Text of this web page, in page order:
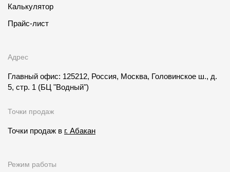
Калькулятор
Прайс-лист
Адрес
Главный офис: 125212, Россия, Москва, Головинское ш., д.
5, стр. 1 (БЦ "Водный")
Точки продаж
Точки продаж в г. Абакан
Режим работы